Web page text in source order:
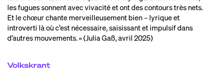
les fugues sonnent avec vivacité et ont des contours très nets.
Et le chœur chante merveilleusement bien – lyrique et
introverti là où c’est nécessaire, saisissant et impulsif dans
d’autres mouvements. » (Julia Gaß, avril 2025)
Volkskrant